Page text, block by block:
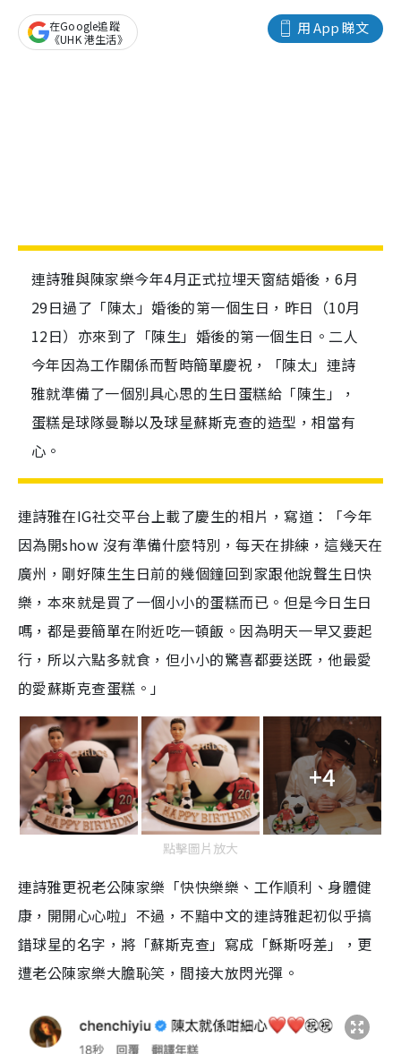
用 App 睇文
在Google追蹤
《UHK 港生活》
連詩雅與陳家樂今年4月正式拉埋天窗結婚後，6月
29日過了「陳太」婚後的第一個生日，昨日（10月
12日）亦來到了「陳生」婚後的第一個生日。二人
今年因為工作關係而暫時簡單慶祝，「陳太」連詩
雅就準備了一個別具心思的生日蛋糕給「陳生」，
蛋糕是球隊曼聯以及球星蘇斯克查的造型，相當有
心。
連詩雅在IG社交平台上載了慶生的相片，寫道：「今年
因為開show 沒有準備什麼特別，每天在排練，這幾天在
廣州，剛好陳生生日前的幾個鐘回到家跟他說聲生日快
樂，本來就是買了一個小小的蛋糕而已。但是今日生日
嗎，都是要簡單在附近吃一頓飯。因為明天一早又要起
行，所以六點多就食，但小小的驚喜都要送既，他最愛
的愛蘇斯克查蛋糕。」
+4
點擊圖片放大
連詩雅更祝老公陳家樂「快快樂樂、工作順利、身體健
康，開開心心啦」不過，不黯中文的連詩雅起初似乎搞
錯球星的名字，將「蘇斯克查」寫成「穌斯呀差」，更
遭老公陳家樂大膽恥笑，間接大放閃光彈。